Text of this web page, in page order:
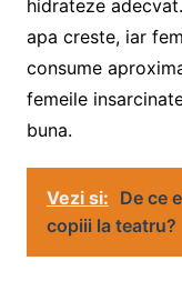
hidrateze
apa creste, iar
consume
femeile
buna.
Vezi si: De ce
copiii la teatru?